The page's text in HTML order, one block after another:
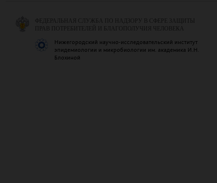
ФЕДЕРАЛЬНАЯ СЛУЖБА ПО НАДЗОРУ В СФЕРЕ ЗАЩИТЫ
ПРАВ ПОТРЕБИТЕЛЕЙ И БЛАГОПОЛУЧИЯ ЧЕЛОВЕКА
Нижегородский научно-исследовательский институт
эпидемиологии и микробиологии им. академика И.Н.
Блохиной